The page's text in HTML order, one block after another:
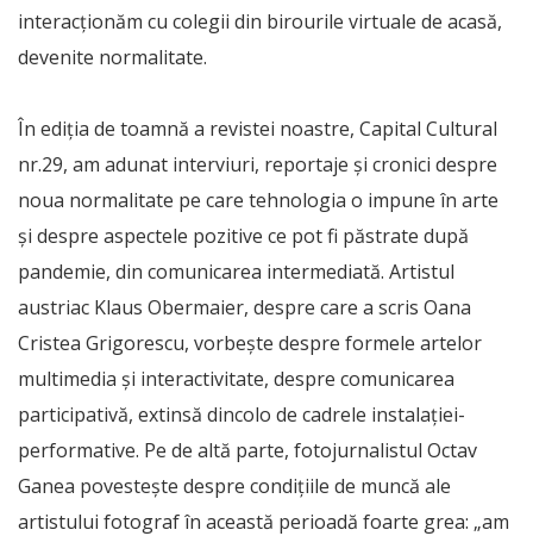
interacţionăm cu colegii din birourile virtuale de acasă,
devenite normalitate.
În ediţia de toamnă a revistei noastre, Capital Cultural
nr.29, am adunat interviuri, reportaje şi cronici despre
noua normalitate pe care tehnologia o impune în arte
şi despre aspectele pozitive ce pot fi păstrate după
pandemie, din comunicarea intermediată. Artistul
austriac Klaus Obermaier, despre care a scris Oana
Cristea Grigorescu, vorbeşte despre formele artelor
multimedia şi interactivitate, despre comunicarea
participativă, extinsă dincolo de cadrele instalaţiei-
performative. Pe de altă parte, fotojurnalistul Octav
Ganea povesteşte despre condiţiile de muncă ale
artistului fotograf în această perioadă foarte grea: „am